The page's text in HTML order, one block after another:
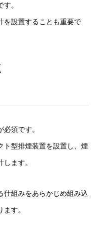
。
を設置することも重要で
必須です。
ト型排煙装置を設置し、煙
ます。
仕組みをあらかじめ組み込
す。